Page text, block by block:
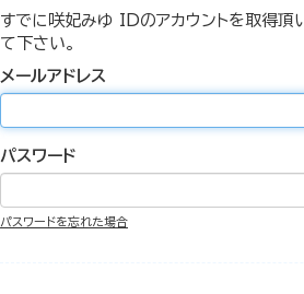
すでに咲妃みゆ IDのアカウントを取得頂い
て下さい。
メールアドレス
パスワード
パスワードを忘れた場合